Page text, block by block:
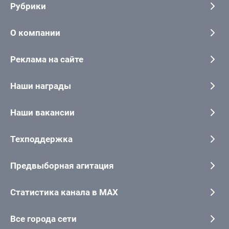
Рубрики
О компании
Реклама на сайте
Наши награды
Наши вакансии
Техподдержка
Предвыборная агитация
Статистика канала в MAX
Все города сети